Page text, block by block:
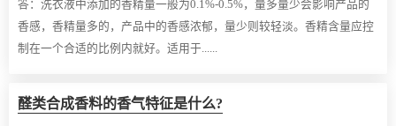
答： 洗衣液中添加的香精量一般为0.1%-0.5%，量多量少会影响产品的
香感，香精量多的，产品中的香感浓郁，量少则较轻淡。香精含量应控
制在一个合适的比例内就好。适用于......
醛类合成香料的香气特征是什么?